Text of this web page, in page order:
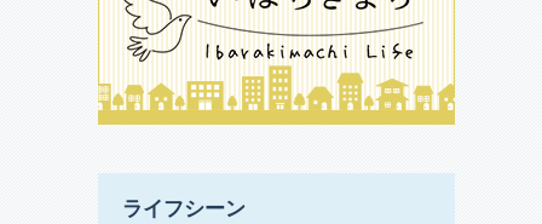
ライフシーン